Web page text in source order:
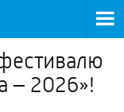
– 2026»!